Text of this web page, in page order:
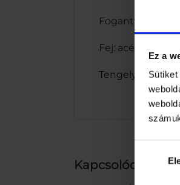
Ez a
Fogantyú: gumi
Fej: acél
Tengely:
Kapcsolódó